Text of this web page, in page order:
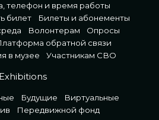
телефон и время работы
билет
Билеты и абонементы
Волонтерам
Опросы
обратной связи
в музее
Участникам СВО
Exhibitions
Будущие
Виртуальные
Передвижной фонд